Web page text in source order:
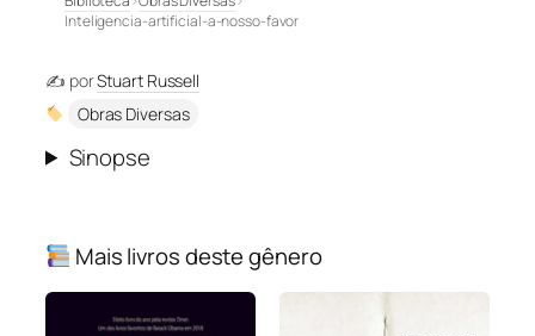
Inteligencia-artificial-a-nosso-favor
✍️ porStuart Russell
Obras Diversas
Sinopse
Mais livros deste gênero